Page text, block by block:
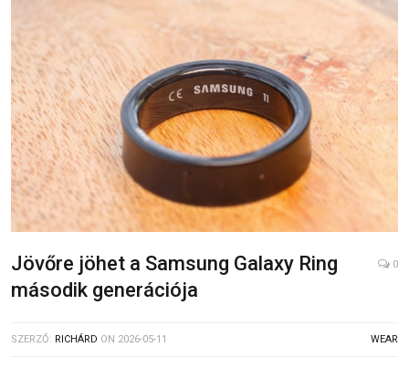
Jövőre jöhet a Samsung Galaxy Ring
második generációja
0
SZERZŐ: RICHÁRD ON 2026-05-11 WEAR